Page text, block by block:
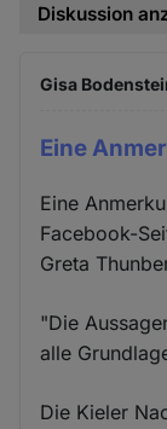
Diskussion
Gisa
Eine
Eine
Facebook-
Greta
"Die
alle
Die Kieler